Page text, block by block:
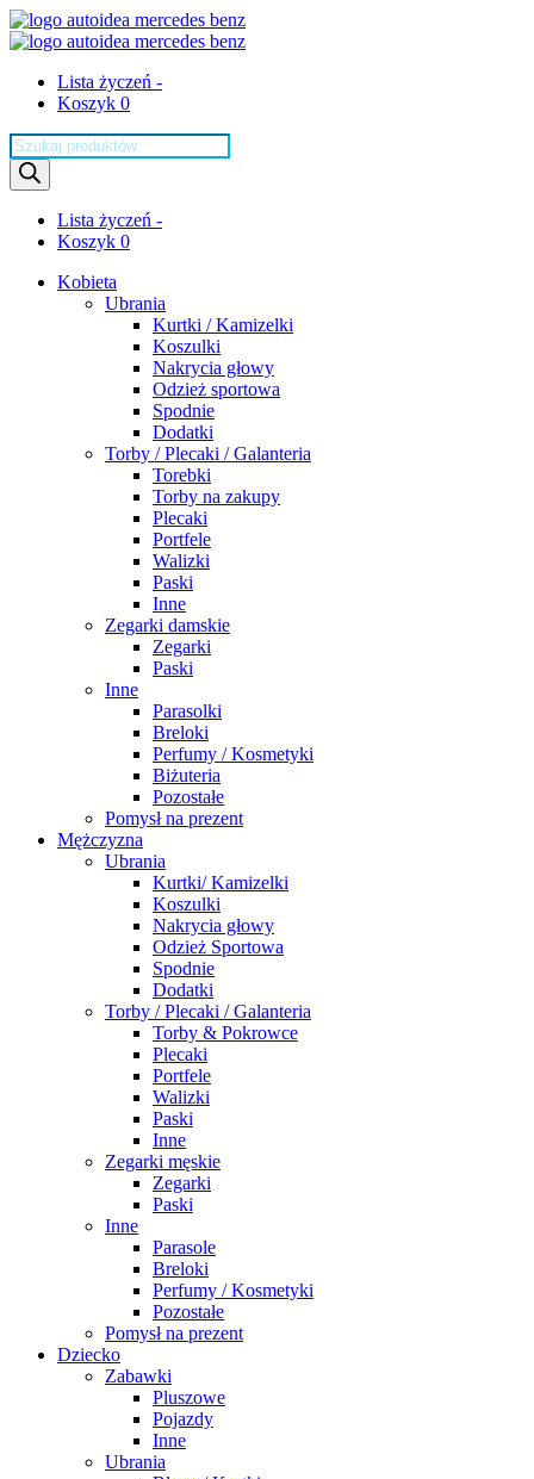
Lista życzeń -
Koszyk 0
Wyszukiwarka
produktów
Lista życzeń -
Koszyk 0
Kobieta
Ubrania
Kurtki / Kamizelki
Koszulki
Nakrycia głowy
Odzież sportowa
Spodnie
Dodatki
Torby / Plecaki / Galanteria
Torebki
Torby na zakupy
Plecaki
Portfele
Walizki
Paski
Inne
Zegarki damskie
Zegarki
Paski
Inne
Parasolki
Breloki
Perfumy / Kosmetyki
Biżuteria
Pozostałe
Pomysł na prezent
Mężczyzna
Ubrania
Kurtki/ Kamizelki
Koszulki
Nakrycia głowy
Odzież Sportowa
Spodnie
Dodatki
Torby / Plecaki / Galanteria
Torby & Pokrowce
Plecaki
Portfele
Walizki
Paski
Inne
Zegarki męskie
Zegarki
Paski
Inne
Parasole
Breloki
Perfumy / Kosmetyki
Pozostałe
Pomysł na prezent
Dziecko
Zabawki
Pluszowe
Pojazdy
Inne
Ubrania